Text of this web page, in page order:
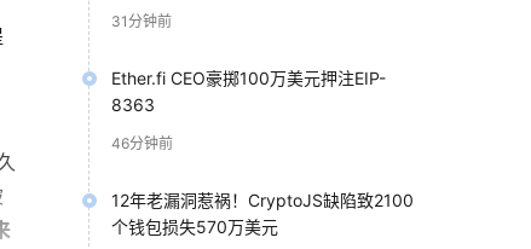
31分钟前
Ether.fi CEO豪掷100万美元押注EIP-
8363
46分钟前
12年老漏洞惹祸！CryptoJS缺陷致2100
个钱包损失570万美元